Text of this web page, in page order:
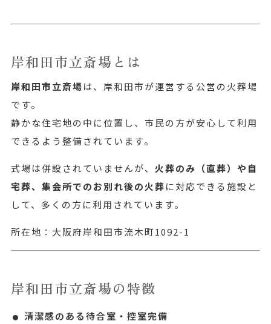
岸和田市立斎場とは
岸和田市立斎場は、岸和田市が運営する公営の火葬場
です。
静かな住宅地の中に位置し、市民の方が安心して利用
できるよう整備されています。
式場は併設されていませんが、 火葬のみ（直葬）や自
宅葬、集会所でのお別れ後の火葬に対応できる施設と
して、多くの方に利用されています。
所在地：大阪府岸和田市流木町1092-1
岸和田市立斎場の特徴
清潔感のある待合室・控室完備